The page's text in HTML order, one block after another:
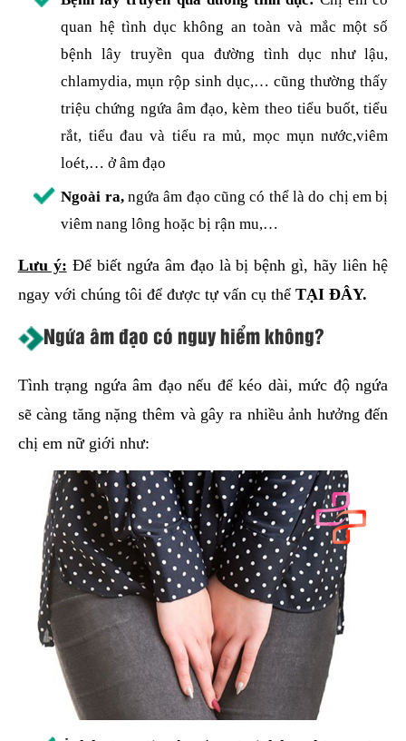
quan hệ tình dục không an toàn và mắc một số
bệnh lây truyền qua đường tình dục như lậu,
chlamydia, mụn rộp sinh dục,… cũng thường thấy
triệu chứng ngứa âm đạo, kèm theo tiểu buốt, tiểu
rắt, tiểu đau và tiểu ra mủ, mọc mụn nước,viêm
loét,… ở âm đạo
Ngoài ra,ngứa âm đạo cũng có thể là do chị em bị
viêm nang lông hoặc bị rận mu,…
Lưu ý: Để biết ngứa âm đạo là bị bệnh gì, hãy liên hệ
ngay với chúng tôi để được tự vấn cụ thể TẠI ĐÂY.
Ngứa âm đạo có nguy hiểm không?
Tình trạng ngứa âm đạo nếu để kéo dài, mức độ ngứa
sẽ càng tăng nặng thêm và gây ra nhiều ảnh hưởng đến
chị em nữ giới như: